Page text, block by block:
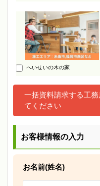
へいせいの木の家
一括資料請求する工
てください
お客様情報の入力
お名前(姓名)